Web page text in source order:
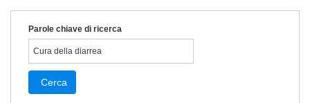
Parole chiave di ricerca
Cerca